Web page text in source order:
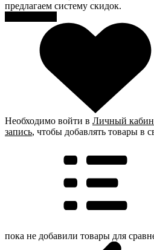
предлагаем систему скидок.
Необходимо войти в Личный
запись, чтобы добавлять товары в
пока не добавили товары для